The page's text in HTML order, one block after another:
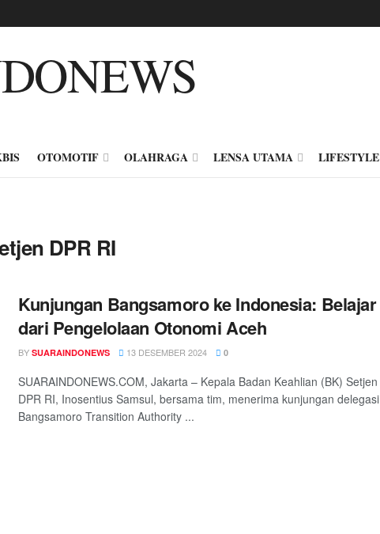
OTOMOTIF OLAHRAGA LENSA UTAMA LIFESTYLE
DPR RI
Kunjungan Bangsamoro ke Indonesia: Belajar
dari Pengelolaan Otonomi Aceh
BY SUARAINDONEWS 13 DESEMBER 2024 0
SUARAINDONEWS.COM, Jakarta – Kepala Badan Keahlian (BK) Setjen
DPR RI, Inosentius Samsul, bersama tim, menerima kunjungan delegasi
Bangsamoro Transition Authority ...